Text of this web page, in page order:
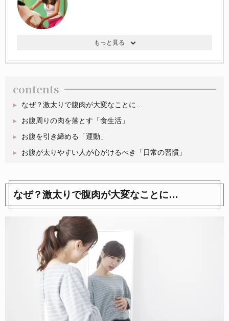
contents
なぜ？激太りで腹肉が大変なことに…
お腹周りの肉を落とす「食生活」
お腹を引き締める「運動」
お腹が太りやすい人が心がけるべき「日常の習慣」
なぜ？激太りで腹肉が大変なことに…